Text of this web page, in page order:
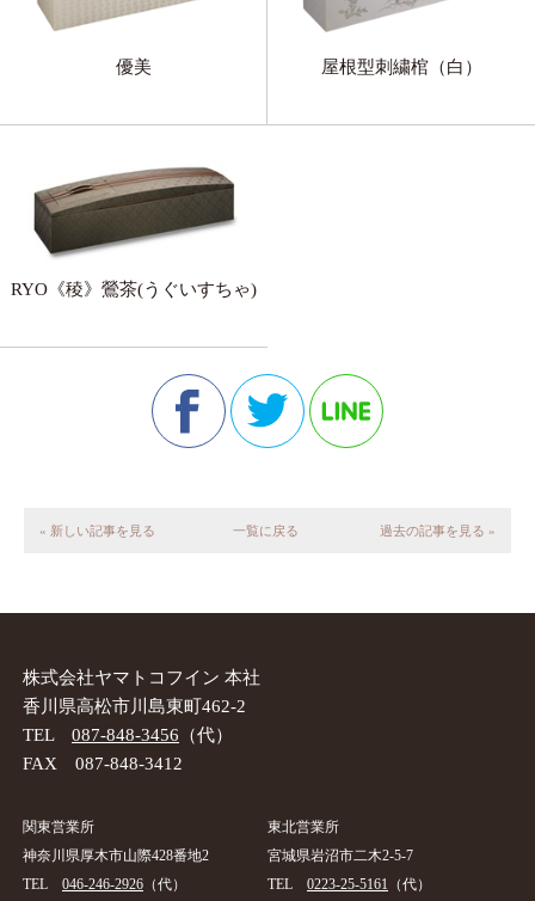
優美 屋根型刺繍棺（白）
RYO《稜》鶯茶(うぐいすちゃ)
« 新しい記事を見る 一覧に戻る 過去の記事を見る »
株式会社ヤマトコフイン 本社
香川県高松市川島東町462-2
TEL 087-848-3456 （代）
FAX 087-848-3412
関東営業所
神奈川県厚木市山際428番地2
TEL 046-246-2926 （代）
東北営業所
宮城県岩沼市二木2-5-7
TEL 0223-25-5161 （代）